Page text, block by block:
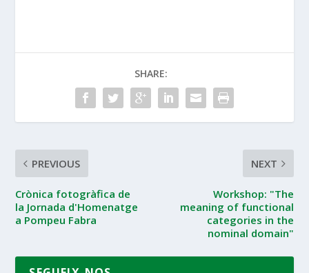
SHARE:
PREVIOUS
Crònica fotogràfica de
la Jornada d'Homenatge
a Pompeu Fabra
NEXT
Workshop: "The
meaning of functional
categories in the
nominal domain"